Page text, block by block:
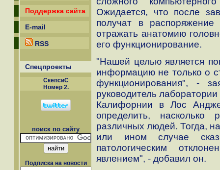
Поддержка сайта
E-mail
RSS
Спецпроекты
СкепсиС
Номер 2.
поиск по сайту
Подписка на новости
Ожидается, что после
получат в распоряжение
отражать анатомию
его функционирование.
"Нашей целью является
информацию не только о
функционирования", -
руководитель
Калифорнии в Лос
определить, насколько
различных людей. Тогда,
или ином случае
патологическим
явлением", - добавил он.